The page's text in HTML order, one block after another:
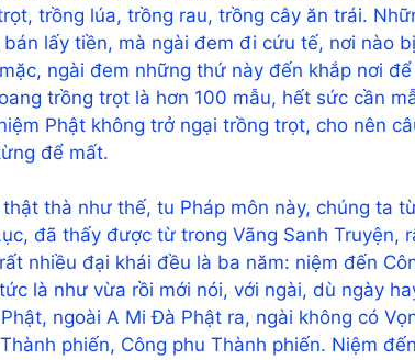
trồng lúa, trồng rau, trồng cây ăn trái.
bán lấy tiền, mà ngài đem đi cứu tế, nơi nào
ngài đem những thứ này đến khắp nơi
trồng trọt là hơn 100 mẫu, hết sức cần
Phật không trở ngại trồng trọt, cho nên
để mất.
thà như thế, tu Pháp môn này, chúng ta
đã thấy được từ trong Vãng Sanh Truyện,
nhiều đại khái đều là ba năm: niệm đến
là như vừa rồi mới nói, với ngài, dù ngày
ngoài A Mi Đà Phật ra, ngài không có
phiến, Công phu Thành phiến. Niệm